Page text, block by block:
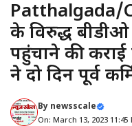
Patthalgada/
के विरुद्ध
पहुंचाने की कराई
ने दो दिन पूर्व
By newsscale
On: March 13, 2023 11:45